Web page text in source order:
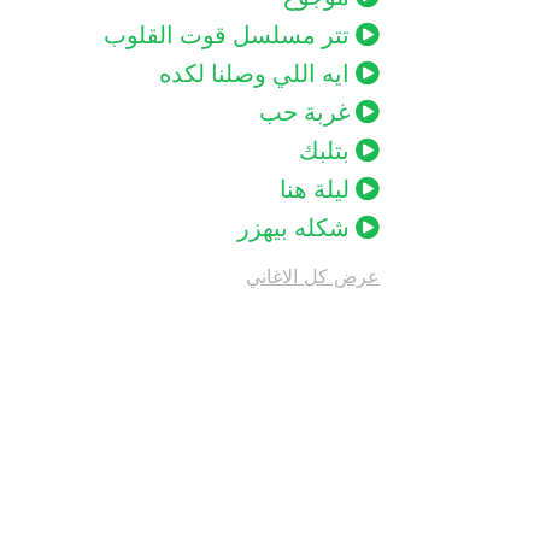
تتر مسلسل قوت القلوب
ايه اللي وصلنا لكده
غربة حب
بتلبك
ليلة هنا
شكله بيهزر
عرض كل الاغاني